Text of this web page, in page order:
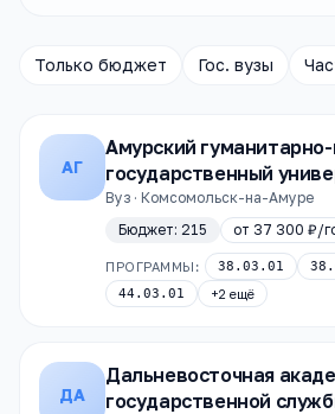
Только бюджет Гос. вузы
АГ
Амурский
государственный
Вуз · Комсомольск-на-Амуре
Бюджет: 215 от 37 300 ₽/
ПРОГРАММЫ: 38.03.01
44.03.01
+2 ещё
ДА
Дальневосточная
государственной